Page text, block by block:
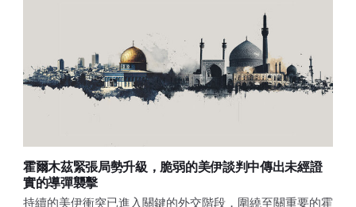
霍爾木茲緊張局勢升級，脆弱的美伊談判中傳出未經證
實的導彈襲擊
持續的美伊衝突已進入關鍵的外交階段，圍繞至關重要的霍